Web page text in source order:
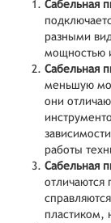
Сабельная
разными
мощностью
Сабельная
меньшую
они
работы
Сабельная
пластиком,